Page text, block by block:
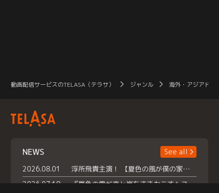
動画配信サービスのTELASA（テラサ） ジャンル 海外・アジアドラ
NEWS
See all
2026.08.01
浮所飛貴主演！ 【夏色の風が僕の家にやってきた】 本日よりテラサで独占配信スタート！
2026.07.18
『夏色の雲が恋と嵐をまきおこす』スペシャルメイキング 【Part1】2026年７月18日（土）23時30分～配信スタート！話題のシーンの裏側を大公開！豪華キャスト大集合！ 『武宮家 真夏の家族会議』開催！